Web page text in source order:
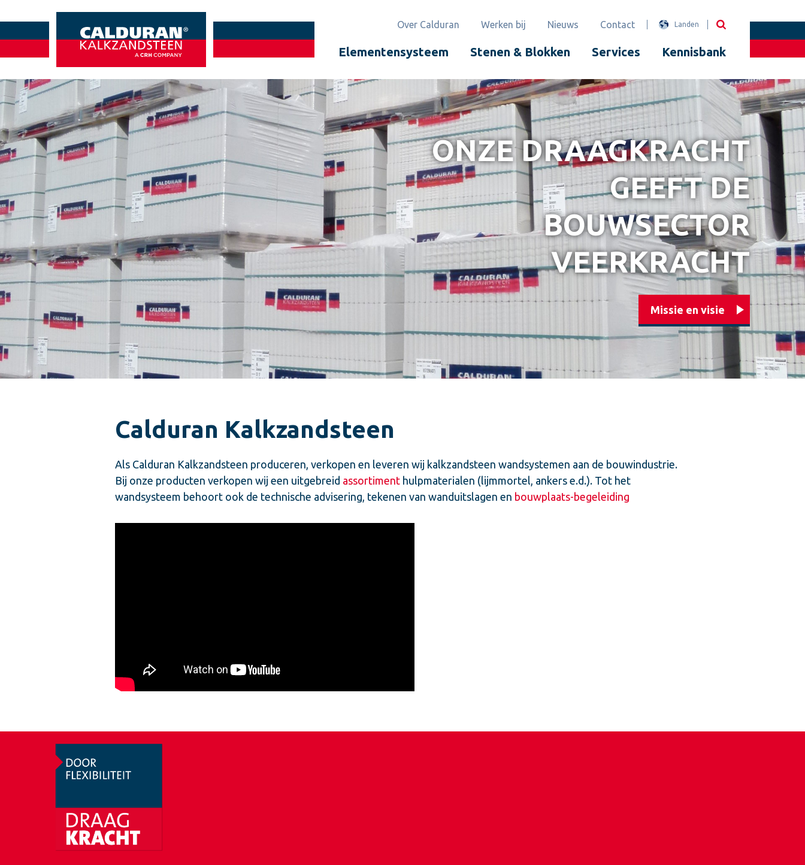
Over Calduran Werken bij Nieuws Contact Landen
Elementensysteem Stenen & Blokken Services Kennisbank
ONZE DRAAGKRACHT
GEEFT DE
BOUWSECTOR
VEERKRACHT
Missie en visie
Calduran Kalkzandsteen
Als Calduran Kalkzandsteen produceren, verkopen en leveren wij kalkzandsteen wandsystemen aan de bouwindustrie.
Bij onze producten verkopen wij een uitgebreid assortiment hulpmaterialen (lijmmortel, ankers e.d.). Tot het
wandsysteem behoort ook de technische advisering, tekenen van wanduitslagen en bouwplaats-begeleiding